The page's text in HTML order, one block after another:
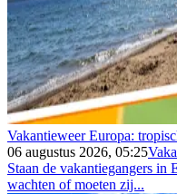
Vakantieweer Europa:
06 augustus 2026, 05:25
Staan de vakantiegangers in
wachten of moeten zij...